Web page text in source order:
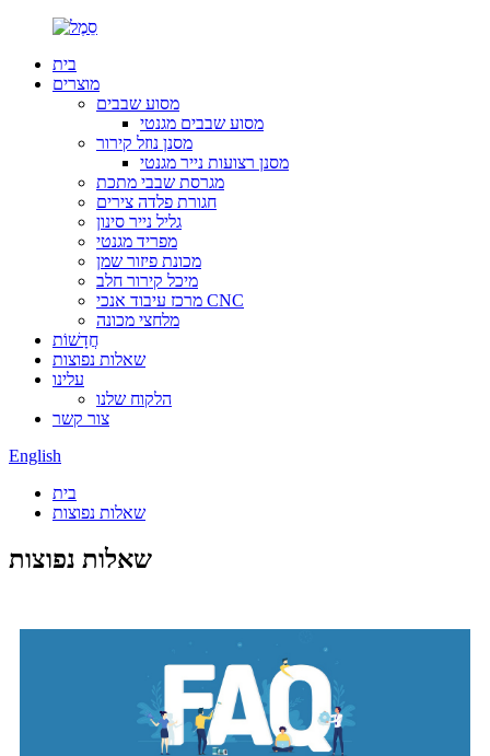
בית
מוצרים
מסוע שבבים
מסוע שבבים מגנטי
מסנן נוזל קירור
מסנן רצועות נייר מגנטי
מגרסת שבבי מתכת
חגורת פלדה צירים
גליל נייר סינון
מפריד מגנטי
מכונת פיזור שמן
מיכל קירור חלב
מרכז עיבוד אנכי CNC
מלחצי מכונה
חֲדָשׁוֹת
שאלות נפוצות
עלינו
הלקוח שלנו
צור קשר
English
בית
שאלות נפוצות
שאלות נפוצות